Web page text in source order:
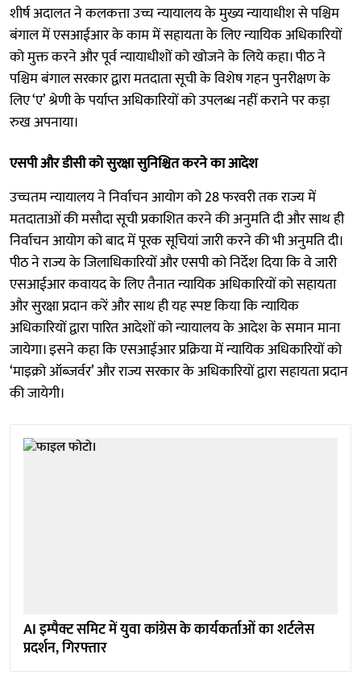
शीर्ष अदालत ने कलकत्ता उच्च न्यायालय के मुख्य न्यायाधीश से पश्चिम
बंगाल में एसआईआर के काम में सहायता के लिए न्यायिक अधिकारियों
को मुक्त करने और पूर्व न्यायाधीशों को खोजने के लिये कहा। पीठ ने
पश्चिम बंगाल सरकार द्वारा मतदाता सूची के विशेष गहन पुनरीक्षण के
लिए ‘ए’ श्रेणी के पर्याप्त अधिकारियों को उपलब्ध नहीं कराने पर कड़ा
रुख अपनाया।
एसपी और डीसी को सुरक्षा सुनिश्चित करने का आदेश
उच्चतम न्यायालय ने निर्वाचन आयोग को 28 फरवरी तक राज्य में
मतदाताओं की मसौदा सूची प्रकाशित करने की अनुमति दी और साथ ही
निर्वाचन आयोग को बाद में पूरक सूचियां जारी करने की भी अनुमति दी।
पीठ ने राज्य के जिलाधिकारियों और एसपी को निर्देश दिया कि वे जारी
एसआईआर कवायद के लिए तैनात न्यायिक अधिकारियों को सहायता
और सुरक्षा प्रदान करें और साथ ही यह स्पष्ट किया कि न्यायिक
अधिकारियों द्वारा पारित आदेशों को न्यायालय के आदेश के समान माना
जायेगा। इसने कहा कि एसआईआर प्रक्रिया में न्यायिक अधिकारियों को
‘माइक्रो ऑब्जर्वर’ और राज्य सरकार के अधिकारियों द्वारा सहायता प्रदान
की जायेगी।
AI इम्पैक्ट समिट में युवा कांग्रेस के कार्यकर्ताओं का शर्टलेस
प्रदर्शन, गिरफ्तार